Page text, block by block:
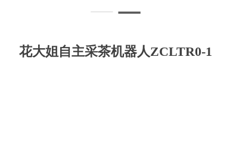
花大姐自主采茶机器人ZCLTR0-1